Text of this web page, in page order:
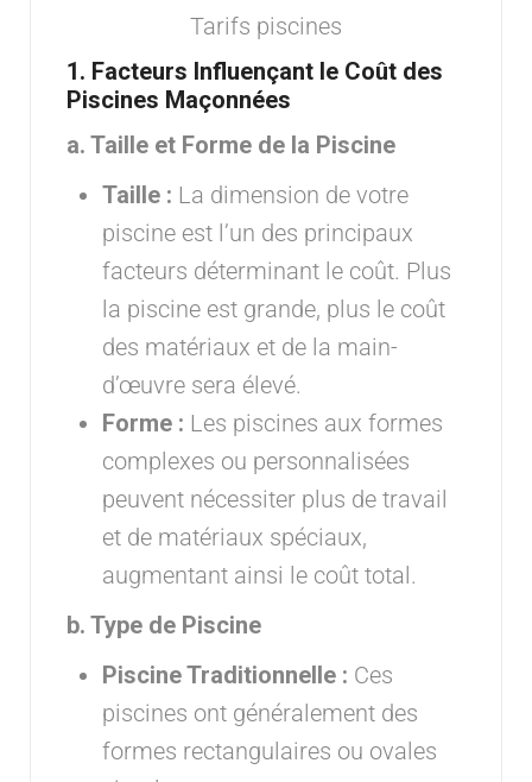
Tarifs piscines
1. Facteurs Influençant le Coût des
Piscines Maçonnées
a. Taille et Forme de la Piscine
Taille : La dimension de votre
piscine est l’un des principaux
facteurs déterminant le coût. Plus
la piscine est grande, plus le coût
des matériaux et de la main-
d’œuvre sera élevé.
Forme : Les piscines aux formes
complexes ou personnalisées
peuvent nécessiter plus de travail
et de matériaux spéciaux,
augmentant ainsi le coût total.
b. Type de Piscine
Piscine Traditionnelle : Ces
piscines ont généralement des
formes rectangulaires ou ovales